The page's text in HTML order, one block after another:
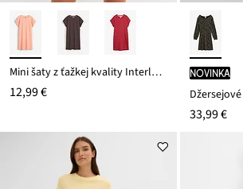
Mini šaty z ťažkej kvality Interlock
12,99 €
novinka
33,99 €